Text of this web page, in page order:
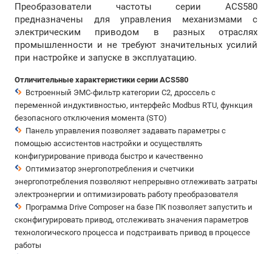
Преобразователи частоты серии ACS580
предназначены для управления механизмами с
электрическим приводом в разных отраслях
промышленности и не требуют значительных усилий
при настройке и запуске в эксплуатацию.
Отличительные характеристики серии ACS580
Встроенный ЭМС-фильтр категории С2, дроссель с
переменной индуктивностью, интерфейс Modbus RTU, функция
безопасного отключения момента (STO)
Панель управления позволяет задавать параметры с
помощью ассистентов настройки и осуществлять
конфигурирование привода быстро и качественно
Оптимизатор энергопотребления и счетчики
энергопотребления позволяют непрерывно отлеживать затраты
электроэнергии и оптимизировать работу преобразователя
Программа Drive Composer на базе ПК позволяет запустить и
сконфигурировать привод, отслеживать значения параметров
технологического процесса и подстраивать привод в процессе
работы